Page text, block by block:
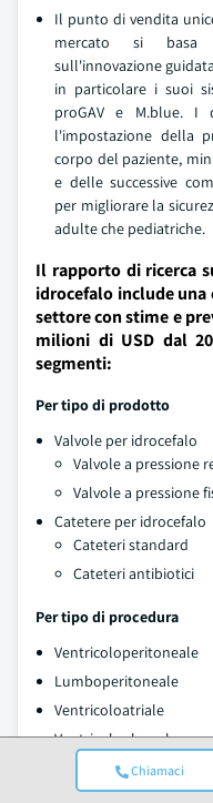
Chiamaci
Il punto di vendita
mercato si basa
sull'innovazione
in particolare i suoi
proGAV e M.blue. I
l'impostazione della
corpo del paziente,
e delle successive
per migliorare la
adulte che pediatriche.
Il rapporto di ricerca
idrocefalo include
settore con stime e
milioni di USD dal
segmenti:
Per tipo di prodotto
Valvole per idrocefalo
Valvole a pressione
Valvole a pressione
Catetere per idrocefalo
Cateteri standard
Cateteri antibiotici
Per tipo di procedura
Ventricoloperitoneale
Lumboperitoneale
Ventricoloatriale
Ventricolopleurale
Per gruppo di età